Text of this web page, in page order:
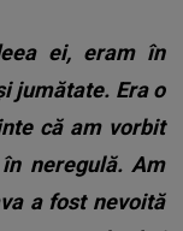
ei, eram în
jumătate. Era o
că am vorbit
neregulă. Am
a fost nevoită